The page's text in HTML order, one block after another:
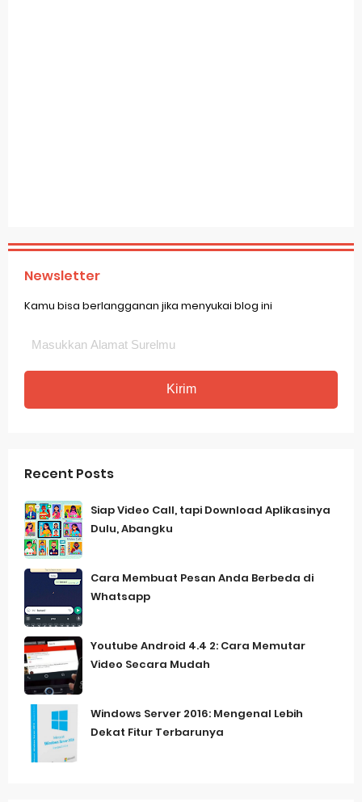
Newsletter
Kamu bisa berlangganan jika menyukai blog ini
Recent Posts
Siap Video Call, tapi Download Aplikasinya
Dulu, Abangku
Cara Membuat Pesan Anda Berbeda di
Whatsapp
Youtube Android 4.4 2: Cara Memutar
Video Secara Mudah
Windows Server 2016: Mengenal Lebih
Dekat Fitur Terbarunya